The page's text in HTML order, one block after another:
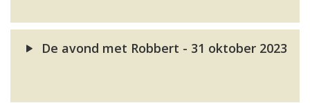
De avond met Robbert - 31 oktober 2023